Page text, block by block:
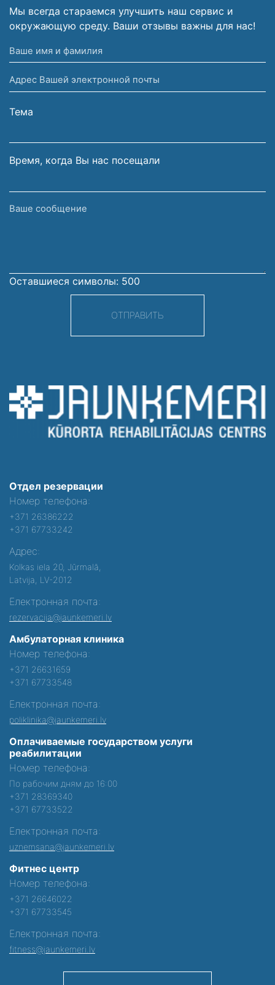
Мы всегда стараемся улучшить наш сервис и
окружающую среду. Ваши отзывы важны для нас!
Ваше
имя
и
фамилия
Адрес
Вашей
электронной
Тема
Время, когда Вы нас посещали
Ваше
Оставшиеся символы: 500
ОТПРАВИТЬ
Отдел резервации
Номер телефона:
+371 26386222
+371 67733242
Адрес:
Kolkas iela 20, Jūrmalā,
Latvija, LV-2012
Електронная почта:
rezervacija@jaunkemeri.lv
Амбулаторная клиника
Номер телефона:
+371 26631659
+371 67733548
Електронная почта:
poliklinika@jaunkemeri.lv
Оплачиваемые государством услуги
реабилитации
Номер телефона:
По рабочим дням до 16:00
+371 28369340
+371 67733522
Електронная почта:
uznemsana@jaunkemeri.lv
Фитнес центр
Номер телефона:
+371 26646022
+371 67733545
Електронная почта:
fitness@jaunkemeri.lv